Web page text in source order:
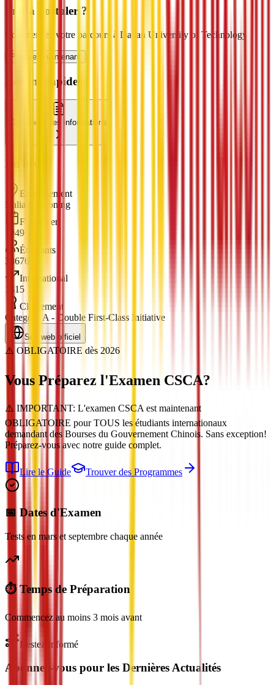
Prêt à postuler ?
Commencez votre parcours à Dalian University of Technology
Postuler maintenant
Actions rapides
Demander des informations
En bref
Emplacement
Dalian, Liaoning
Fondée en
1949
Étudiants
38676
International
1315
Classement
Category A - Double First-Class Initiative
Site web officiel
⚠️ OBLIGATOIRE dès 2026
Vous Préparez l'Examen CSCA?
⚠️ IMPORTANT: L'examen CSCA est maintenant
OBLIGATOIRE pour TOUS les étudiants internationaux
demandant des Bourses du Gouvernement Chinois. Sans exception!
Préparez-vous avec notre guide complet.
Lire le Guide Trouver des Programmes
📅 Dates d'Examen
Tests en mars et septembre chaque année
⏱️ Temps de Préparation
Commencez au moins 3 mois avant
Restez Informé
Abonnez-vous pour les Dernières Actualités